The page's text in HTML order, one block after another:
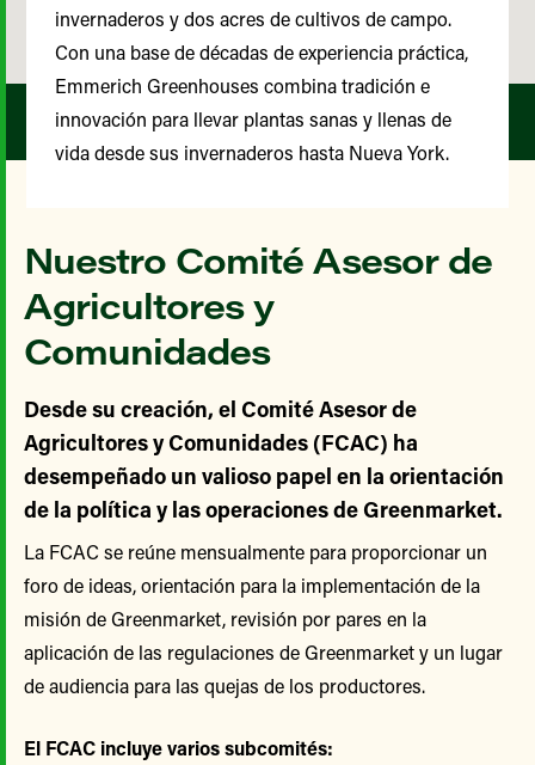
Nuestro Comité Asesor de
Agricultores y
Comunidades
Desde su creación, el Comité Asesor de
Agricultores y Comunidades (FCAC) ha
desempeñado un valioso papel en la orientación
de la política y las operaciones de Greenmarket.
La FCAC se reúne mensualmente para proporcionar un
foro de ideas, orientación para la implementación de la
misión de Greenmarket, revisión por pares en la
aplicación de las regulaciones de Greenmarket y un lugar
de audiencia para las quejas de los productores.
El FCAC incluye varios subcomités:
invernaderos y dos acres de cultivos de campo.
Con una base de décadas de experiencia práctica,
Emmerich Greenhouses combina tradición e
innovación para llevar plantas sanas y llenas de
vida desde sus invernaderos hasta Nueva York.